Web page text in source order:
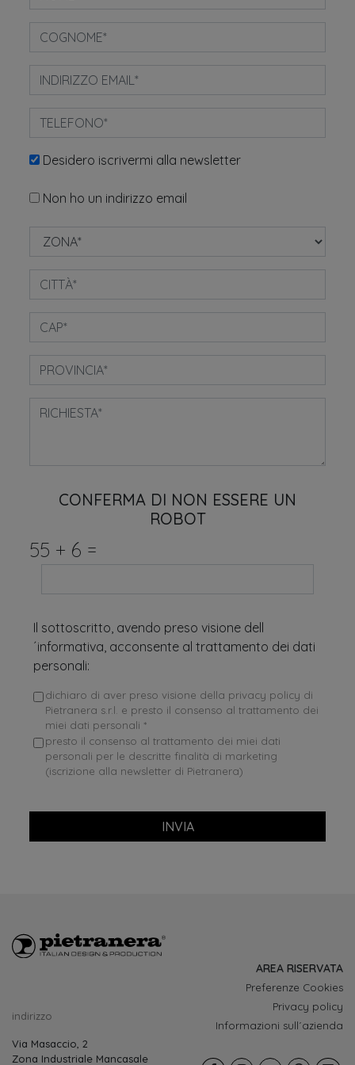
Desidero iscrivermi alla newsletter
Non ho un indirizzo email
CONFERMA DI NON ESSERE UN
ROBOT
55 + 6 =
Il sottoscritto, avendo preso visione dell
´informativa, acconsente al trattamento dei dati
personali:
dichiaro di aver preso visione della privacy policy di
Pietranera s.r.l. e presto il consenso al trattamento dei
miei dati personali *
presto il consenso al trattamento dei miei dati
personali per le descritte finalità di marketing
(iscrizione alla newsletter di Pietranera)
INVIA
AREA RISERVATA
indirizzo
Via Masaccio, 2
Zona Industriale Mancasale
Preferenze Cookies
Privacy policy
Informazioni sull´azienda